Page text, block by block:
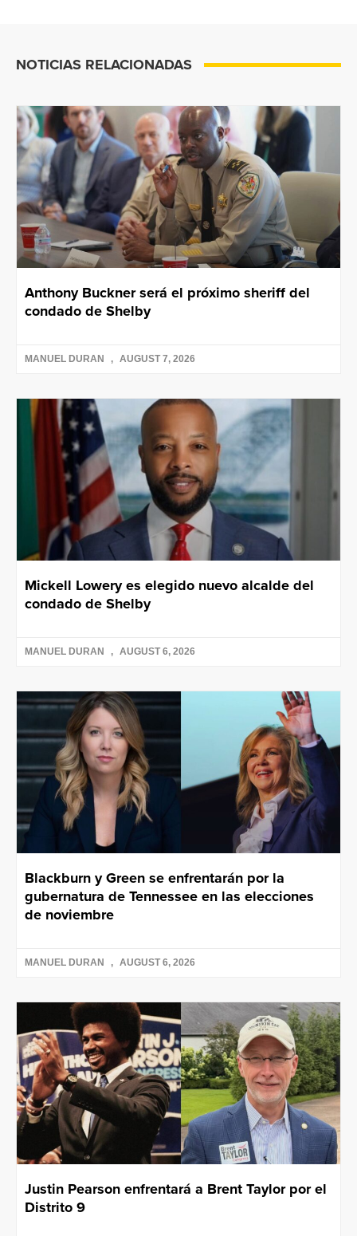
NOTICIAS RELACIONADAS
Anthony Buckner será el próximo sheriff del
condado de Shelby
MANUEL DURAN AUGUST 7, 2026
Mickell Lowery es elegido nuevo alcalde del
condado de Shelby
MANUEL DURAN AUGUST 6, 2026
Blackburn y Green se enfrentarán por la
gubernatura de Tennessee en las elecciones
de noviembre
MANUEL DURAN AUGUST 6, 2026
Justin Pearson enfrentará a Brent Taylor por el
Distrito 9